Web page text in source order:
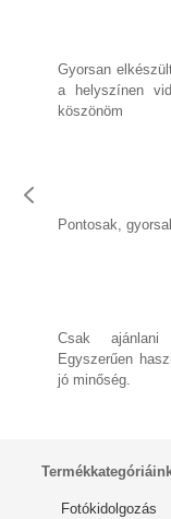
Gyorsan
a helyszínen
köszönöm
Pontosak,
Csak ajánlani
Egyszerűen
jó minőség.
Fotókidolgozás